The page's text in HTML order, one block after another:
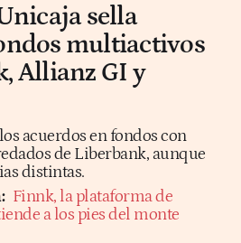
sella
multiactivos
Allianz GI y
acuerdos en fondos con
de Liberbank, aunque
distintas.
Finnk, la plataforma de
a los pies del monte